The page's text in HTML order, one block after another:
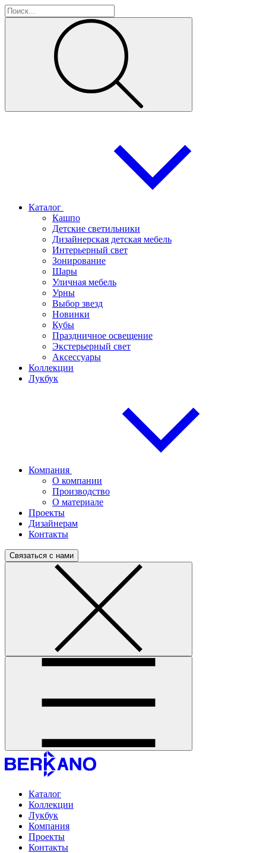
Каталог
Кашпо
Детские светильники
Дизайнерская детская мебель
Интерьерный свет
Зонирование
Шары
Уличная мебель
Урны
Выбор звезд
Новинки
Кубы
Праздничное освещение
Экстерьерный свет
Аксессуары
Коллекции
Лукбук
Компания
О компании
Производство
О материале
Проекты
Дизайнерам
Контакты
Связаться с нами
Каталог
Коллекции
Лукбук
Компания
Проекты
Контакты